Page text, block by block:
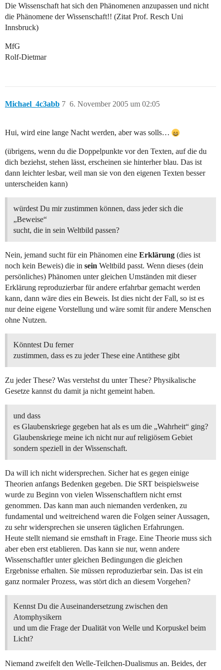
Die Wissenschaft hat sich den Phänomenen anzupassen und nicht
die Phänomene der Wissenschaft!! (Zitat Prof. Resch Uni
Innsbruck)
MfG
Rolf-Dietmar
Michael_4c3abb 6. November 2005 um 02:05
7
Hui, wird eine lange Nacht werden, aber was solls…
(übrigens, wenn du die Doppelpunkte vor den Texten, auf die du
dich beziehst, stehen lässt, erscheinen sie hinterher blau. Das ist
dann leichter lesbar, weil man sie von den eigenen Texten besser
unterscheiden kann)
würdest Du mir zustimmen können, dass jeder sich die
„Beweise“
sucht, die in sein Weltbild passen?
Nein, jemand sucht für ein Phänomen eine Erklärung (dies ist
noch kein Beweis) die in sein Weltbild passt. Wenn dieses (dein
persönliches) Phänomen unter gleichen Umständen mit dieser
Erklärung reproduzierbar für andere erfahrbar gemacht werden
kann, dann wäre dies ein Beweis. Ist dies nicht der Fall, so ist es
nur deine eigene Vorstellung und wäre somit für andere Menschen
ohne Nutzen.
Könntest Du ferner
zustimmen, dass es zu jeder These eine Antithese gibt
Zu jeder These? Was verstehst du unter These? Physikalische
Gesetze kannst du damit ja nicht gemeint haben.
und dass
es Glaubenskriege gegeben hat als es um die „Wahrheit“ ging?
Glaubenskriege meine ich nicht nur auf religiösem Gebiet
sondern speziell in der Wissenschaft.
Da will ich nicht widersprechen. Sicher hat es gegen einige
Theorien anfangs Bedenken gegeben. Die SRT beispielsweise
wurde zu Beginn von vielen Wissenschaftlern nicht ernst
genommen. Das kann man auch niemanden verdenken, zu
fundamental und weitreichend waren die Folgen seiner Aussagen,
zu sehr widersprechen sie unseren täglichen Erfahrungen.
Heute stellt niemand sie ernsthaft in Frage. Eine Theorie muss sich
aber eben erst etablieren. Das kann sie nur, wenn andere
Wissenschaftler unter gleichen Bedingungen die gleichen
Ergebnisse erhalten. Sie müssen reproduzierbar sein. Das ist ein
ganz normaler Prozess, was stört dich an diesem Vorgehen?
Kennst Du die Auseinandersetzung zwischen den
Atomphysikern
und um die Frage der Dualität von Welle und Korpuskel beim
Licht?
Niemand zweifelt den Welle-Teilchen-Dualismus an. Beides, der